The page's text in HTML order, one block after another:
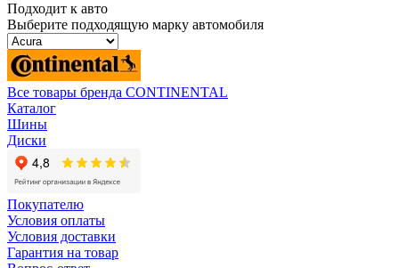
Подходит к авто
Выберите подходящую марку автомобиля
Все товары бренда CONTINENTAL
Каталог
Шины
Диски
Покупателю
Условия оплаты
Условия доставки
Гарантия на товар